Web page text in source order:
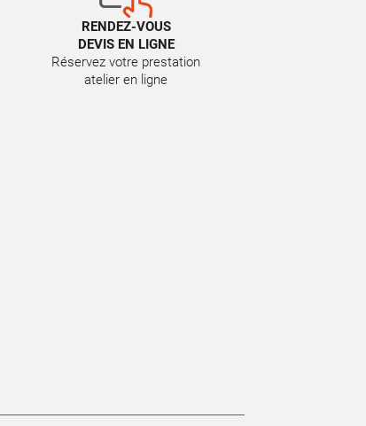
RENDEZ-VOUS
DEVIS EN LIGNE
Réservez votre prestation
atelier en ligne